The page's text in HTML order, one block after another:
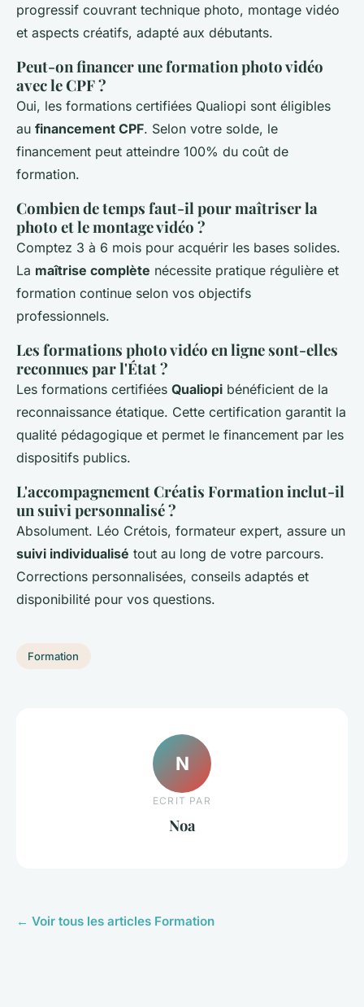
progressif couvrant technique photo, montage vidéo
et aspects créatifs, adapté aux débutants.
Peut-on financer une formation photo vidéo
avec le CPF ?
Oui, les formations certifiées Qualiopi sont éligibles
au financement CPF. Selon votre solde, le
financement peut atteindre 100% du coût de
formation.
Combien de temps faut-il pour maîtriser la
photo et le montage vidéo ?
Comptez 3 à 6 mois pour acquérir les bases solides.
La maîtrise complète nécessite pratique régulière et
formation continue selon vos objectifs
professionnels.
Les formations photo vidéo en ligne sont-elles
reconnues par l'État ?
Les formations certifiées Qualiopi bénéficient de la
reconnaissance étatique. Cette certification garantit la
qualité pédagogique et permet le financement par les
dispositifs publics.
L'accompagnement Créatis Formation inclut-il
un suivi personnalisé ?
Absolument. Léo Crétois, formateur expert, assure un
suivi individualisé tout au long de votre parcours.
Corrections personnalisées, conseils adaptés et
disponibilité pour vos questions.
Formation
N
ECRIT PAR
Noa
← Voir tous les articles Formation